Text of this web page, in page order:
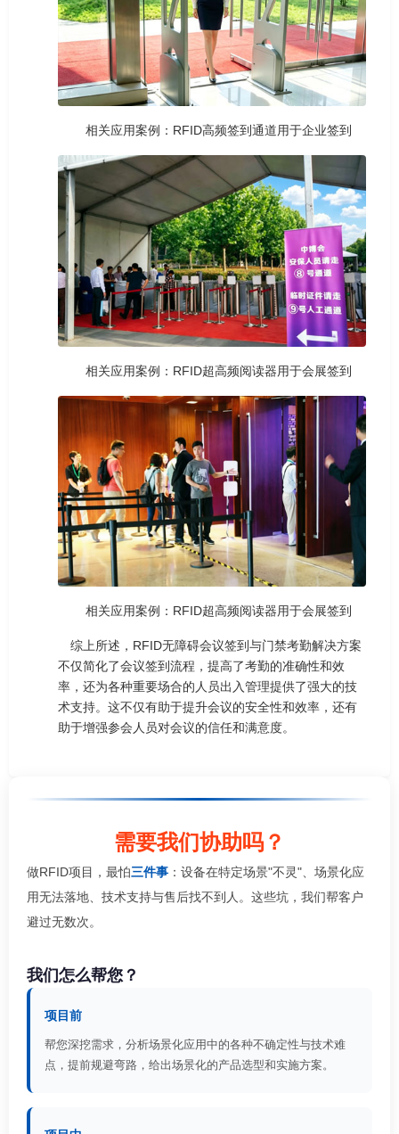
相关应用案例：RFID高频签到通道用于企业签到
相关应用案例：RFID超高频阅读器用于会展签到
相关应用案例：RFID超高频阅读器用于会展签到
综上所述，RFID无障碍会议签到与门禁考勤解决方案
不仅简化了会议签到流程，提高了考勤的准确性和效
率，还为各种重要场合的人员出入管理提供了强大的技
术支持。这不仅有助于提升会议的安全性和效率，还有
助于增强参会人员对会议的信任和满意度。
需要我们协助吗？
做RFID项目，最怕三件事 ：设备在特定场景"不灵"、场景化应
用无法落地、技术支持与售后找不到人。这些坑，我们帮客户
避过无数次。
我们怎么帮您？
项目前
帮您深挖需求，分析场景化应用中的各种不确定性与技术难
点，提前规避弯路，给出场景化的产品选型和实施方案。